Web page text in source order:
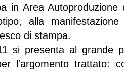
in Area
alla
di stampa.
si presenta al grande
l'argomento trattato: